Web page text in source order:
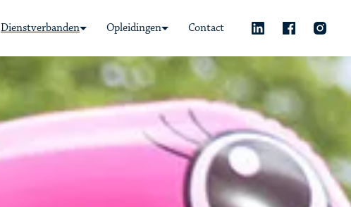
Dienstverbanden Opleidingen Contact